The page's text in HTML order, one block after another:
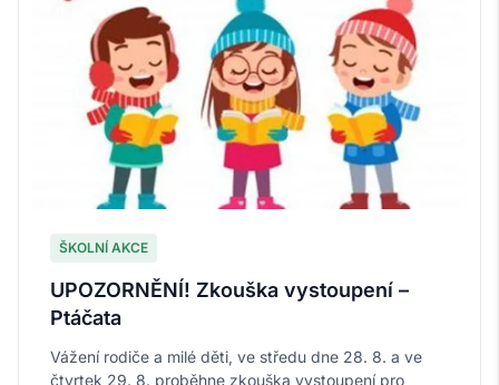
ŠKOLNÍ AKCE
UPOZORNĚNÍ! Zkouška vystoupení –
Ptáčata
Vážení rodiče a milé děti, ve středu dne 28. 8. a ve
čtvrtek 29. 8. proběhne zkouška vystoupení pro